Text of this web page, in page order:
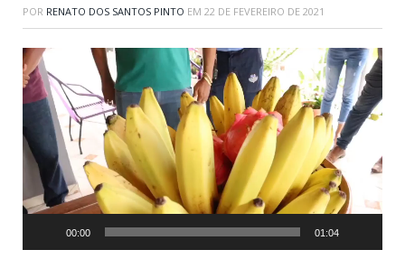
POR RENATO DOS SANTOS PINTO EM 22 DE FEVEREIRO DE 2021
Tocador
de
vídeo
00:00 01:04